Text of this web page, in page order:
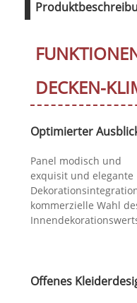
DECKEN-
Optimierter
Panel modisch und
exquisit und elegante
kommerzielle Wahl
Offenes